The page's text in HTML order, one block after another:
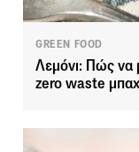
GREEN FOOD
Λεμόνι: Πώς να
zero waste